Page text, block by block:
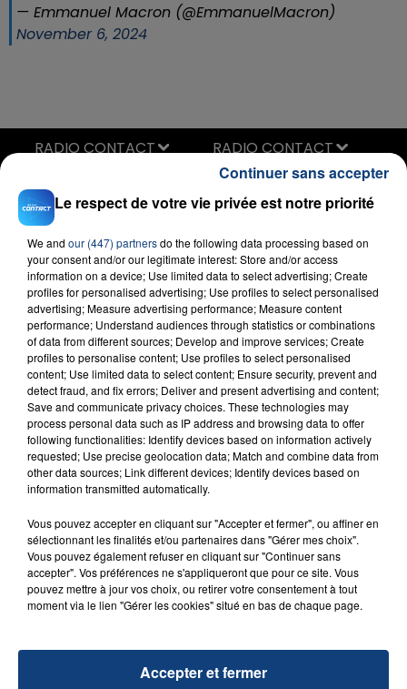
— Emmanuel Macron (@EmmanuelMacron)
November 6, 2024
Sur La Piste
EVA
RADIO CONTACT
FIL D'ACTU
23 juillet 2026
INCENDIE MORTEL À LENS : UNE FEMME ET
SON BÉBÉ ENTRE LA VIE ET LA...
Un homme s'est immolé par le feu après avoir
d'un liquide inflammable.
Le respect de votre vie privée est notre priorité
We and our (447) partnersdo the following data processing based on
your consent and/or our legitimate interest: Store and/or access
information on a device; Use limited data to select advertising; Create
profiles for personalised advertising; Use profiles to select personalised
advertising; Measure advertising performance; Measure content
performance; Understand audiences through statistics or combinations
of data from different sources; Develop and improve services; Create
profiles to personalise content; Use profiles to select personalised
content; Use limited data to select content; Ensure security, prevent and
detect fraud, and fix errors; Deliver and present advertising and content;
Save and communicate privacy choices. These technologies may
process personal data such as IP address and browsing data to offer
following functionalities: Identify devices based on information actively
requested; Use precise geolocation data; Match and combine data from
other data sources; Link different devices; Identify devices based on
information transmitted automatically.
Vous pouvez accepter en cliquant sur "Accepter et fermer", ou affiner en
sélectionnant les finalités et/ou partenaires dans "Gérer mes choix".
Vous pouvez également refuser en cliquant sur "Continuer sans
accepter". Vos préférences ne s'appliqueront que pour ce site. Vous
pouvez mettre à jour vos choix, ou retirer votre consentement à tout
moment via le lien "Gérer les cookies" situé en bas de chaque page.
Accepter et fermer
Continuer sans accepter